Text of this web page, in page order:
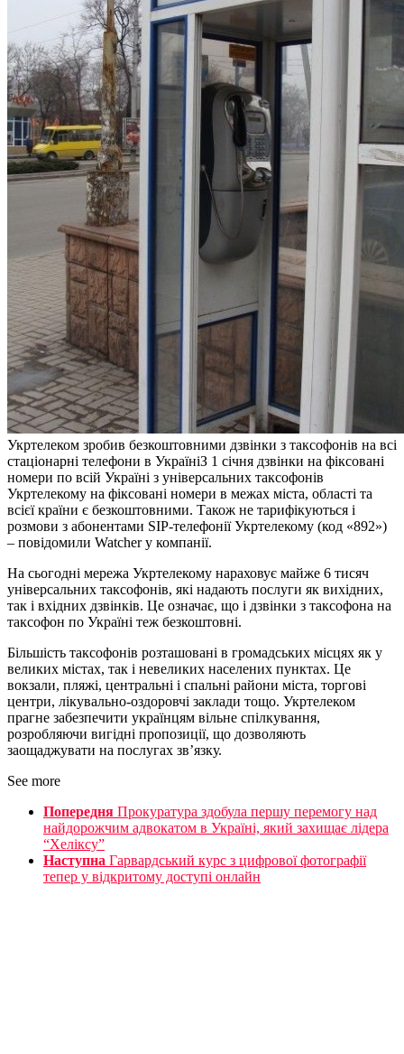
Укртелеком зробив безкоштовними дзвінки з таксофонів на всі
стаціонарні телефони в УкраїніЗ 1 січня дзвінки на фіксовані
номери по всій Україні з універсальних таксофонів
Укртелекому на фіксовані номери в межах міста, області та
всієї країни є безкоштовними. Також не тарифікуються і
розмови з абонентами SIP-телефонії Укртелекому (код «892»)
– повідомили Watcher у компанії.
На сьогодні мережа Укртелекому нараховує майже 6 тисяч
універсальних таксофонів, які надають послуги як вихідних,
так і вхідних дзвінків. Це означає, що і дзвінки з таксофона на
таксофон по Україні теж безкоштовні.
Більшість таксофонів розташовані в громадських місцях як у
великих містах, так і невеликих населених пунктах. Це
вокзали, пляжі, центральні і спальні райони міста, торгові
центри, лікувально-оздоровчі заклади тощо. Укртелеком
прагне забезпечити українцям вільне спілкування,
розробляючи вигідні пропозиції, що дозволяють
заощаджувати на послугах зв’язку.
See more
Попередня Прокуратура здобула першу перемогу над
найдорожчим адвокатом в Україні, який захищає лідера
“Хеліксу”
Наступна Гарвардський курс з цифрової фотографії
тепер у відкритому доступі онлайн